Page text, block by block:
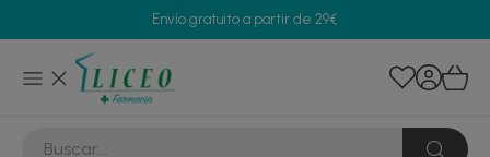
Envío gratuito a partir de 29€